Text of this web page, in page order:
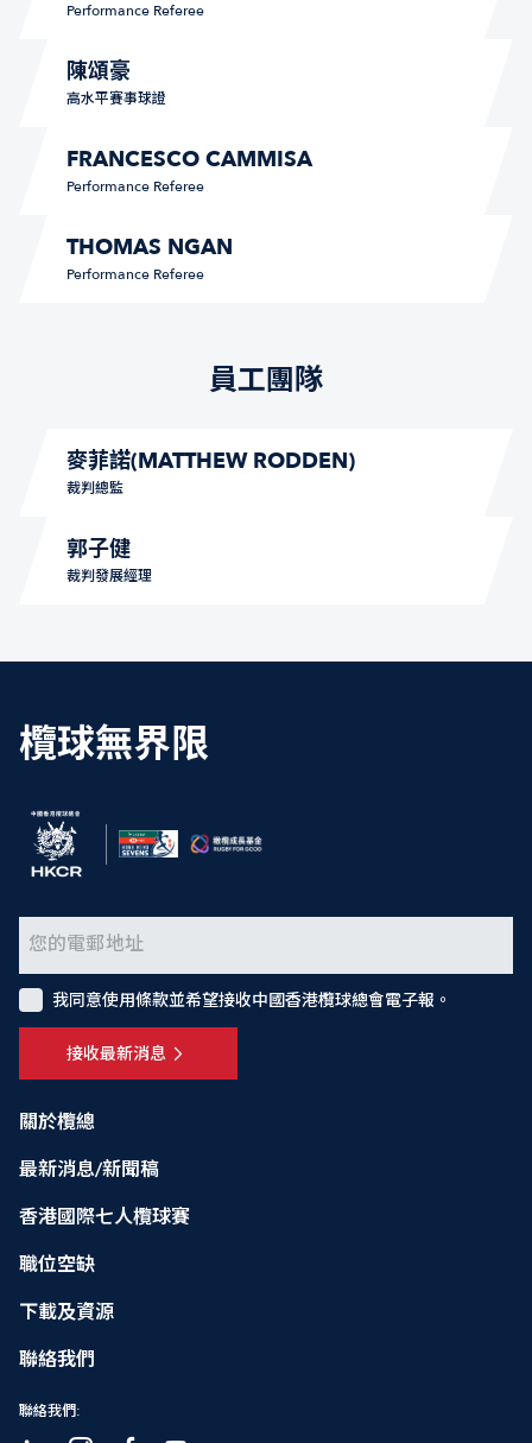
Performance Referee
陳頌豪
高水平賽事球證
FRANCESCO CAMMISA
Performance Referee
THOMAS NGAN
Performance Referee
員工團隊
麥菲諾(MATTHEW RODDEN)
裁判總監
郭子健
裁判發展經理
欖球無界限
關於欖總
最新消息/新聞稿
香港國際七人欖球賽
職位空缺
下載及資源
聯絡我們
聯絡我們:
接收最新消息
我同意使用條款並希望接收中國香港欖球總會電子報。